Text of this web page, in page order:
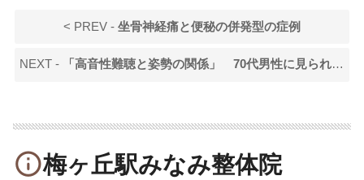
< PREV - 坐骨神経痛と便秘の併発型の症例
NEXT - 「高音性難聴と姿勢の関係」 70代男性に見られた身体バランスの変化
info_outline梅ヶ丘駅みなみ整体院